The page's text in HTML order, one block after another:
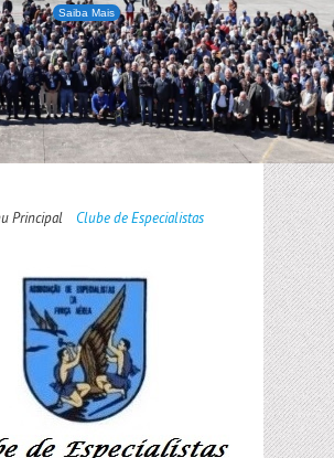
Saiba Mais
Principal Clube de Especialistas